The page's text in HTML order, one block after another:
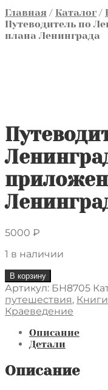
Главная / Каталог /
Путеводитель по
плана Ленинграда
5000 ₽
1 в наличии
Количество
товара
Путеводитель
по
приложением
Ленинграда
В корзину
Артикул: БН8705
путешествия, Книги
Краеведение
Описание
Детали
Описание